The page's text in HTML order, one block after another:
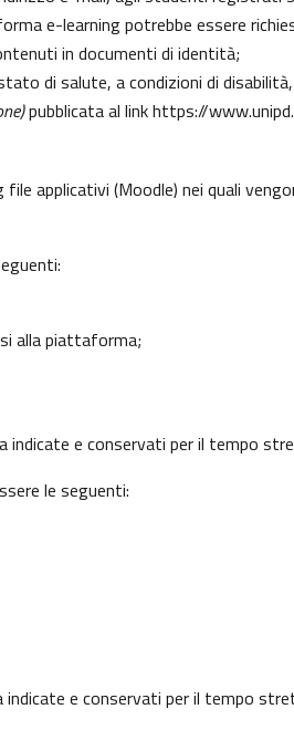
e-learning potrebbe essere
in documenti di identità;
di salute, a condizioni di
pubblicata al linkhttps://
applicativi (Moodle) nei quali
alla piattaforma;
e conservati per il tempo
le seguenti:
e conservati per il tempo